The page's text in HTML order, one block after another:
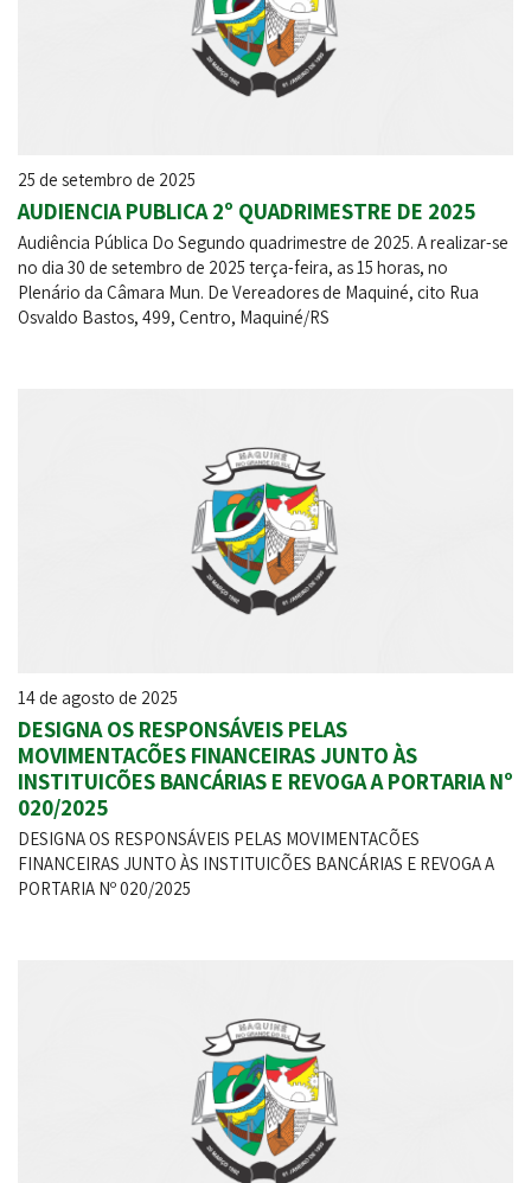
25 de setembro de 2025
AUDIENCIA PUBLICA 2º QUADRIMESTRE DE 2025
Audiência Pública Do Segundo quadrimestre de 2025. A realizar-se
no dia 30 de setembro de 2025 terça-feira, as 15 horas, no
Plenário da Câmara Mun. De Vereadores de Maquiné, cito Rua
Osvaldo Bastos, 499, Centro, Maquiné/RS
14 de agosto de 2025
DESIGNA OS RESPONSÁVEIS PELAS
MOVIMENTAÇÕES FINANCEIRAS JUNTO ÀS
INSTITUIÇÕES BANCÁRIAS E REVOGA A PORTARIA Nº
020/2025
DESIGNA OS RESPONSÁVEIS PELAS MOVIMENTAÇÕES
FINANCEIRAS JUNTO ÀS INSTITUIÇÕES BANCÁRIAS E REVOGA A
PORTARIA Nº 020/2025